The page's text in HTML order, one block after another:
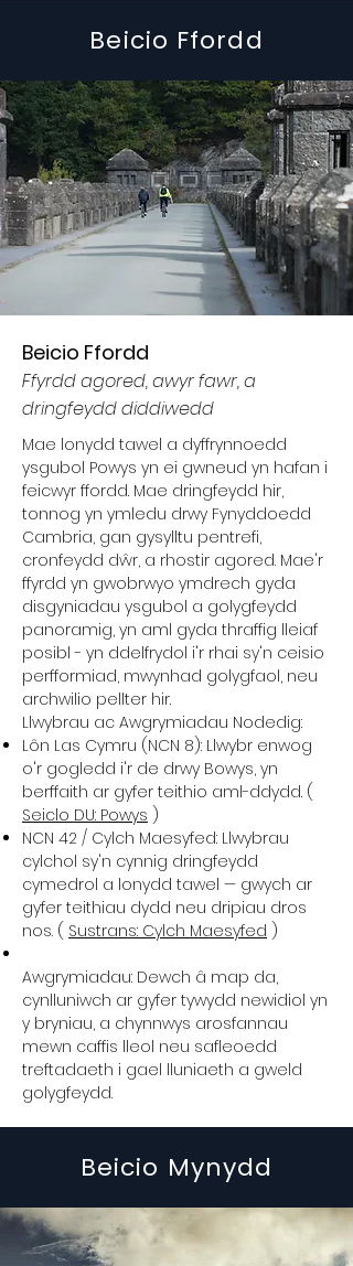
Beicio Ffordd
Beicio Ffordd
Ffyrdd agored, awyr fawr, a
dringfeydd diddiwedd
Mae lonydd tawel a dyffrynnoedd
ysgubol Powys yn ei gwneud yn hafan i
feicwyr ffordd. Mae dringfeydd hir,
tonnog yn ymledu drwy Fynyddoedd
Cambria, gan gysylltu pentrefi,
cronfeydd dŵr, a rhostir agored. Mae'r
ffyrdd yn gwobrwyo ymdrech gyda
disgyniadau ysgubol a golygfeydd
panoramig, yn aml gyda thraffig lleiaf
posibl - yn ddelfrydol i'r rhai sy'n ceisio
perfformiad, mwynhad golygfaol, neu
archwilio pellter hir.
Llwybrau ac Awgrymiadau Nodedig:
Lôn Las Cymru (NCN 8): Llwybr enwog
o'r gogledd i'r de drwy Bowys, yn
berffaith ar gyfer teithio aml-ddydd. (
Seiclo DU: Powys )
NCN 42 / Cylch Maesyfed: Llwybrau
cylchol sy'n cynnig dringfeydd
cymedrol a lonydd tawel — gwych ar
gyfer teithiau dydd neu dripiau dros
nos. ( Sustrans: Cylch Maesyfed )
Awgrymiadau: Dewch â map da,
cynlluniwch ar gyfer tywydd newidiol yn
y bryniau, a chynnwys arosfannau
mewn caffis lleol neu safleoedd
treftadaeth i gael lluniaeth a gweld
golygfeydd.
Beicio Mynydd